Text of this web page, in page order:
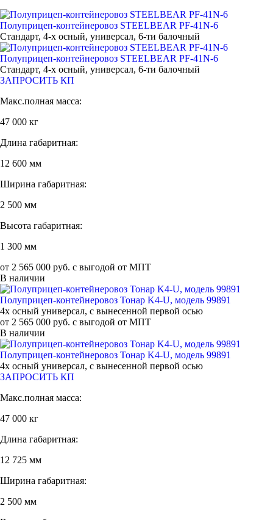
Полуприцеп-контейнеровоз STEELBEAR PF-41N-6
Стандарт, 4-х осный, универсал, 6-ти балочный
Полуприцеп-контейнеровоз STEELBEAR PF-41N-6
Стандарт, 4-х осный, универсал, 6-ти балочный
ЗАПРОСИТЬ КП
Макс.полная масса:
47 000 кг
Длина габаритная:
12 600 мм
Ширина габаритная:
2 500 мм
Высота габаритная:
1 300 мм
от 2 565 000 руб. с выгодой от МПТ
В наличии
Полуприцеп-контейнеровоз Тонар K4-U, модель 99891
4х осный универсал, с вынесенной первой осью
от 2 565 000 руб. с выгодой от МПТ
В наличии
Полуприцеп-контейнеровоз Тонар K4-U, модель 99891
4х осный универсал, с вынесенной первой осью
ЗАПРОСИТЬ КП
Макс.полная масса:
47 000 кг
Длина габаритная:
12 725 мм
Ширина габаритная:
2 500 мм